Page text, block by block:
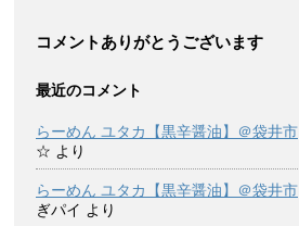
コメントありがとうございます
最近のコメント
らーめん ユタカ【黒辛醤油】＠袋井市
☆ より
らーめん ユタカ【黒辛醤油】＠袋井市
ぎパイ より